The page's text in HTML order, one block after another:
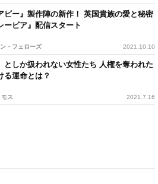
ビー』製作陣の新作！ 英国貴族の愛と秘密
ービア』配信スタート
・フェローズ 2021.10.10
としか扱われない女性たち 人権を奪われた
る運命とは？
ス 2021.7.16